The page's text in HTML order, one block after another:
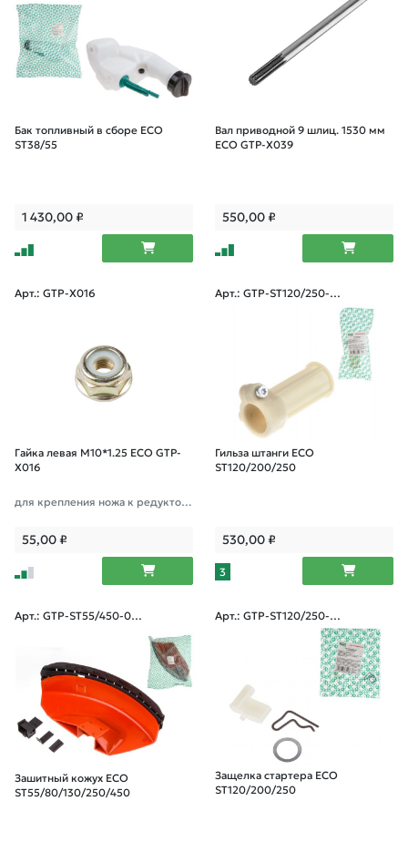
Бак топливный в сборе ECO
ST38/55
1 430,00₽
Вал приводной 9 шлиц. 1530 мм
ECO GTP-X039
550,00₽
Арт.: GTP-X016
Гайка левая M10*1.25 ECO GTP-
X016
для крепления ножа к редуктор
55,00₽
Арт.: GTP-ST120/250-0
Гильза штанги ECO
ST120/200/250
530,00₽
3
Арт.: GTP-ST55/450-03
Зашитный кожух ECO
ST55/80/130/250/450
Арт.: GTP-ST120/250-0
Защелка стартера ECO
ST120/200/250